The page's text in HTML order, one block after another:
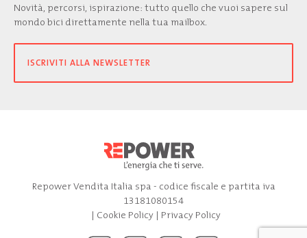
Novità, percorsi, ispirazione: tutto quello che vuoi sapere sul
mondo bici direttamente nella tua mailbox.
ISCRIVITI ALLA NEWSLETTER
Repower Vendita Italia spa - codice fiscale e partita iva
13181080154
| Cookie Policy| Privacy Policy